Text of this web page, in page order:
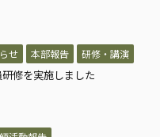
せ 本部報告 研修・講演
修を実施しました